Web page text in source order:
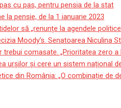
cu pas, pentru pensia de la stat
la pensie, de la 1 ianuarie 2023
să „renunțe la agendele
Moody’s. Senatoarea Niculina
trebui comasate. „Prioritatea zero
urșilor și cere un sistem național
din România: „O combinație de